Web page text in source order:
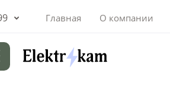
Главная О компании